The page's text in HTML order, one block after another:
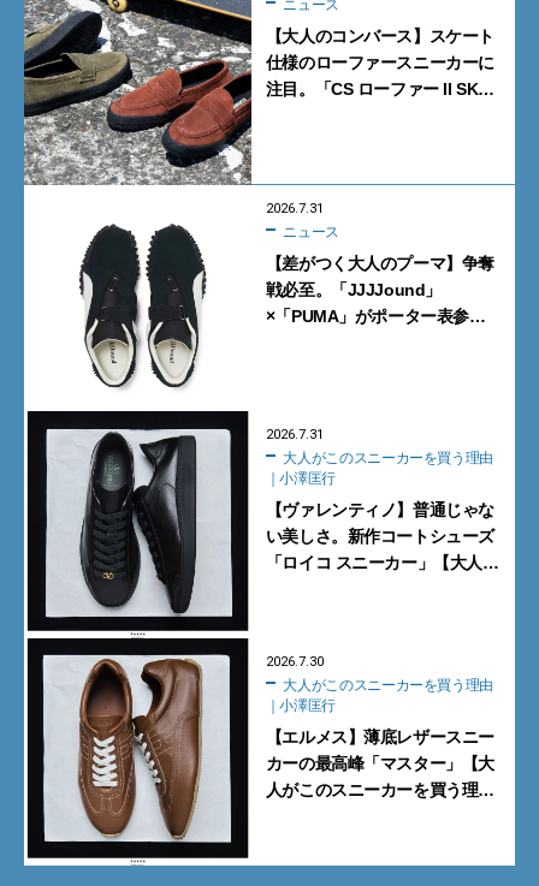
ニュース
【大人のコンバース】スケート
仕様のローファースニーカーに
注目。「CS ローファー II SK」
2026.7.31
ニュース
【差がつく大人のプーマ】争奪
戦必至。「JJJJound」
×「PUMA」がポーター表参道
2026.7.31
｜小澤匡行
【ヴァレンティノ】普通じゃな
い美しさ。新作コートシューズ
「ロイコ スニーカー」【大人が
2026.7.30
｜小澤匡行
【エルメス】薄底レザースニー
カーの最高峰「マスター」【大
人がこのスニーカーを買う理由